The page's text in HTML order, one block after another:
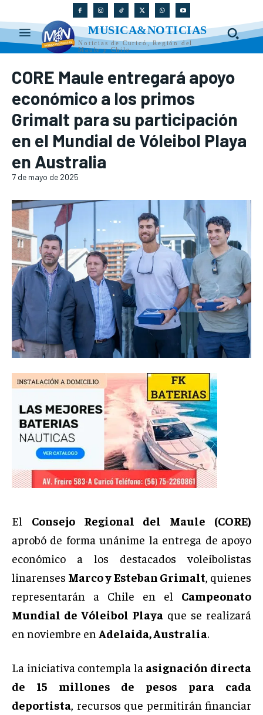
MUSICA&NOTICIAS
Noticias de Curicó, Región del
Maule y Chile
CORE Maule entregará apoyo
económico a los primos
Grimalt para su participación
en el Mundial de Vóleibol Playa
en Australia
7 de mayo de 2025
El Consejo Regional del Maule (CORE)
aprobó de forma unánime la entrega de apoyo
económico a los destacados voleibolistas
linarenses Marco y Esteban Grimalt , quienes
representarán a Chile en el Campeonato
Mundial de Vóleibol Playa que se realizará
en noviembre en Adelaida, Australia.
La iniciativa contempla la asignación directa
de 15 millones de pesos para cada
deportista , recursos que permitirán financiar